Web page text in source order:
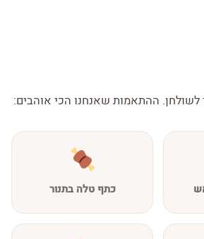
לשולחן. ההתאמות שאנחנו הכי אוהבים:
כתף טלה בתנור